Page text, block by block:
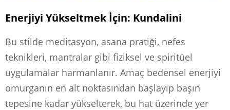
Enerjiyi Yükseltmek İçin: Kundalini
Bu stilde meditasyon, asana pratiği, nefes
teknikleri, mantralar gibi fiziksel ve spiritüel
uygulamalar harmanlanır. Amaç bedensel enerjiyi
omurganın en alt noktasından başlayıp başın
tepesine kadar yükselterek, bu hat üzerinde yer